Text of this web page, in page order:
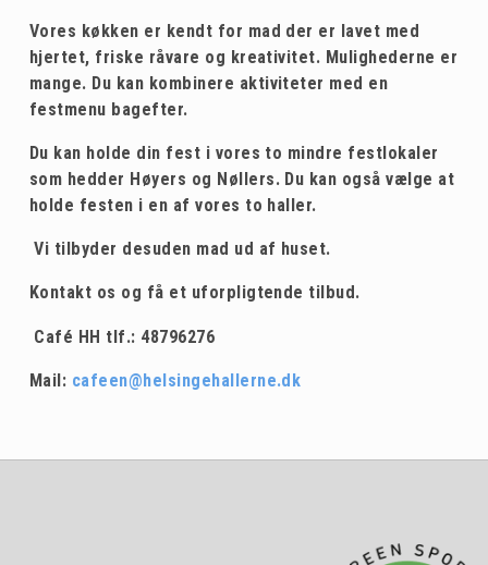
Vores køkken er kendt for mad der er lavet med
hjertet, friske råvare og kreativitet. Mulighederne er
mange. Du kan kombinere aktiviteter med en
festmenu bagefter.
Du kan holde din fest i vores to mindre festlokaler
som hedder Høyers og Nøllers. Du kan også vælge at
holde festen i en af vores to haller.
Vi tilbyder desuden mad ud af huset.
Kontakt os og få et uforpligtende tilbud.
Café HH tlf.: 48796276
Mail: cafeen@helsingehallerne.dk
Hal 1 (Hønsehuset)
Hal 3 (Opvisningshal)
Hal 3 - Indretning fest
Dommerbordsvejledninger
Hal 4 (Multihal)
Hal 5 (Springhal)
Tennisanlæg
Udlejning
Borde og stole
Barudstyr
Bestilling
Regler vedr.
Om HH
Administration
Bestyrelsen
Miljøpolitik for Helsingehallerne
Foreninger
HSI
Bestyrelsen
Legeplads med LAG midler